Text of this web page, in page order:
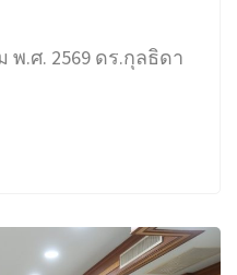
.ศ. 2569 ดร.กุลธิดา